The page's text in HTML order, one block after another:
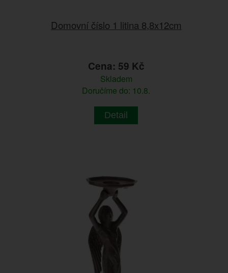
Domovní číslo 1 litina 8,8x12cm
Cena: 59 Kč
Skladem
Doručíme do: 10.8.
Detail